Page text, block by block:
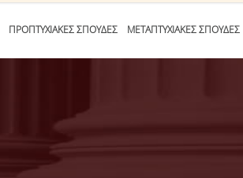
ΠΡΟΠΤΥΧΙΑΚΕΣ ΣΠΟΥΔΕΣ ΜΕΤΑΠΤΥΧΙΑΚΕΣ ΣΠΟΥΔΕΣ